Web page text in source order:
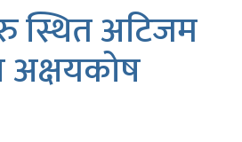
स्थित अटिजम
अक्षयकोष